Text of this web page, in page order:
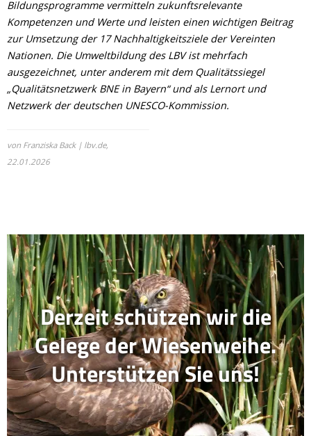
Bildungsprogramme vermitteln zukunftsrelevante
Kompetenzen und Werte und leisten einen wichtigen Beitrag
zur Umsetzung der 17 Nachhaltigkeitsziele der Vereinten
Nationen. Die Umweltbildung des LBV ist mehrfach
ausgezeichnet, unter anderem mit dem Qualitätssiegel
„Qualitätsnetzwerk BNE in Bayern“ und als Lernort und
Netzwerk der deutschen UNESCO-Kommission.
von Franziska Back | lbv.de,
22.01.2026
Derzeit schützen wir die
Gelege der Wiesenweihe.
Unterstützen Sie uns!